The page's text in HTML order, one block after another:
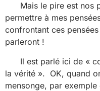
Mais le pire est nos
permettre à mes
confrontant ces
parleront !
Il est parlé ici de «
la vérité ». OK, quand
mensonge, par